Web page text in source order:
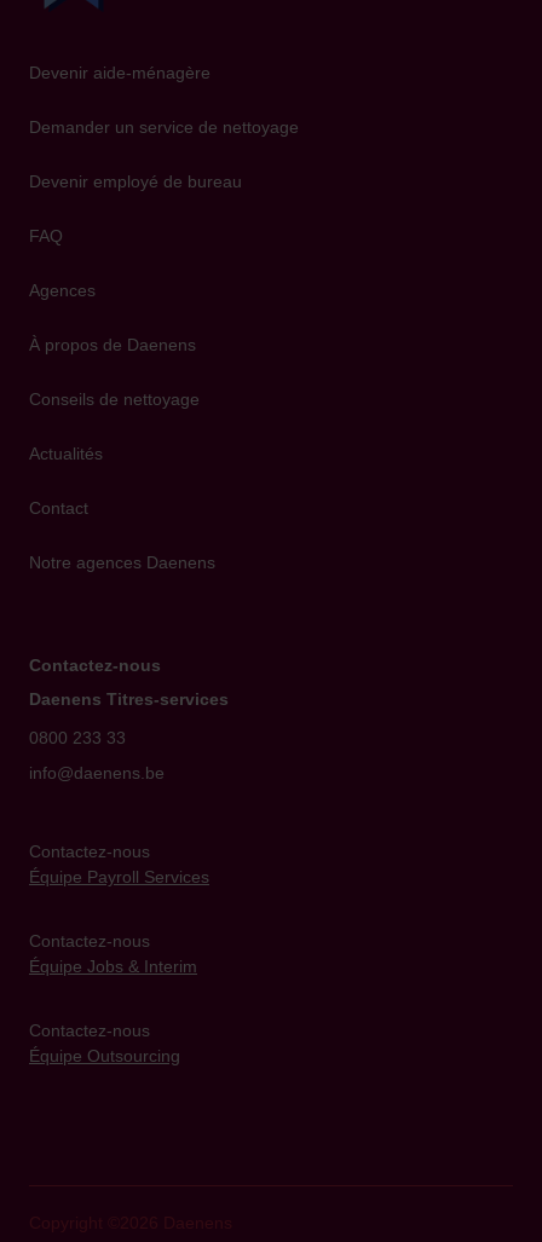
Devenir aide-ménagère
Demander un service de nettoyage
Devenir employé de bureau
FAQ
Agences
À propos de Daenens
Conseils de nettoyage
Actualités
Contact
Notre agences Daenens
Contactez-nous
Daenens Titres-services
0800 233 33
info@daenens.be
Contactez-nous
Équipe Payroll Services
Contactez-nous
Équipe Jobs & Interim
Contactez-nous
Équipe Outsourcing
Copyright ©2026 Daenens